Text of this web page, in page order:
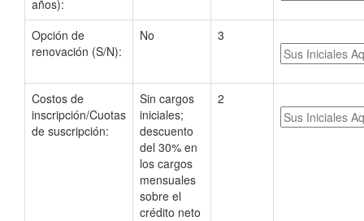
años):
Opción de
renovación (S/N):
No 3
Costos de
inscripción/Cuotas
de suscripción:
Sin cargos
iniciales;
descuento
del 30% en
los cargos
mensuales
sobre el
crédito neto
2